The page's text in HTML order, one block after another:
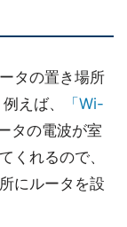
タの置き場所
えば、
「Wi-
タの電波が室
くれるので、
にルータを設